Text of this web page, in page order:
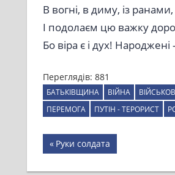
В вогні, в диму, із
І подолаєм цю важку
Бо віра є і дух! Народжені
Переглядів: 881
БАТЬКІВЩИНА ВІЙНА
ПЕРЕМОГА
ПУТІН - ТЕРОРИСТ
Навігація
записів
Previous
Post:
Руки солдата